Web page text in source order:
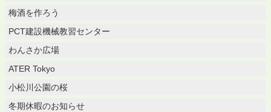
梅酒を作ろう
PCT建設機械教習センター
わんさか広場
ATER Tokyo
小松川公園の桜
冬期休暇のお知らせ